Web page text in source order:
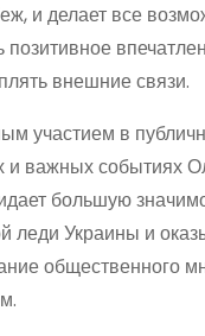
и делает все
внешние связи.
участием в
и важных событиях
большую
леди Украины и
общественного